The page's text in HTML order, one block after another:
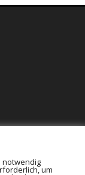
notwendig
um